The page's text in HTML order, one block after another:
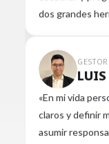
LUIS
«En mi vida
claros y definir
asumir
cambios como